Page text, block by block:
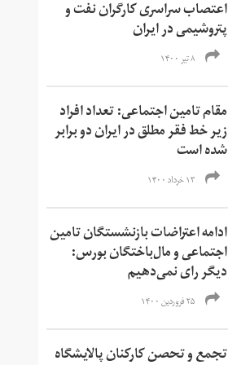
اعتصاب سراسری کارگران نفت و
پتروشیمی در ایران
۸ تیر ۱۴۰۰
مقام تامین اجتماعی: تعداد افراد
زیر خط فقر مطلق در ایران دو برابر
شده است
۱۳ خرداد ۱۴۰۰
ادامه اعتراضات بازنشستگان تامین
اجتماعی و مال‌باختگان بورس:
دیگر رای نمی‌دهیم
۲۵ فروردین ۱۴۰۰
تجمع و تحصن کارکنان پالایشگاه